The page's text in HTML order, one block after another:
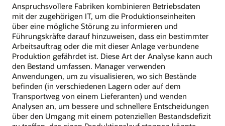
Anspruchsvollere Fabriken kombinieren Betriebsdaten
mit der zugehörigen IT, um die Produktionseinheiten
über eine mögliche Störung zu informieren und
Führungskräfte darauf hinzuweisen, dass ein bestimmter
Arbeitsauftrag oder die mit dieser Anlage verbundene
Produktion gefährdet ist. Diese Art der Analyse kann auch
den Bestand umfassen. Manager verwenden
Anwendungen, um zu visualisieren, wo sich Bestände
befinden (in verschiedenen Lagern oder auf dem
Transportweg von einem Lieferanten) und wenden
Analysen an, um bessere und schnellere Entscheidungen
über den Umgang mit einem potenziellen Bestandsdefizit